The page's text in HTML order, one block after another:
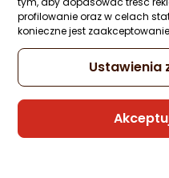
profilowanie oraz w celach
konieczne jest
Ustawienia